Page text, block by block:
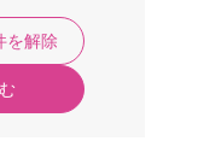
を解除